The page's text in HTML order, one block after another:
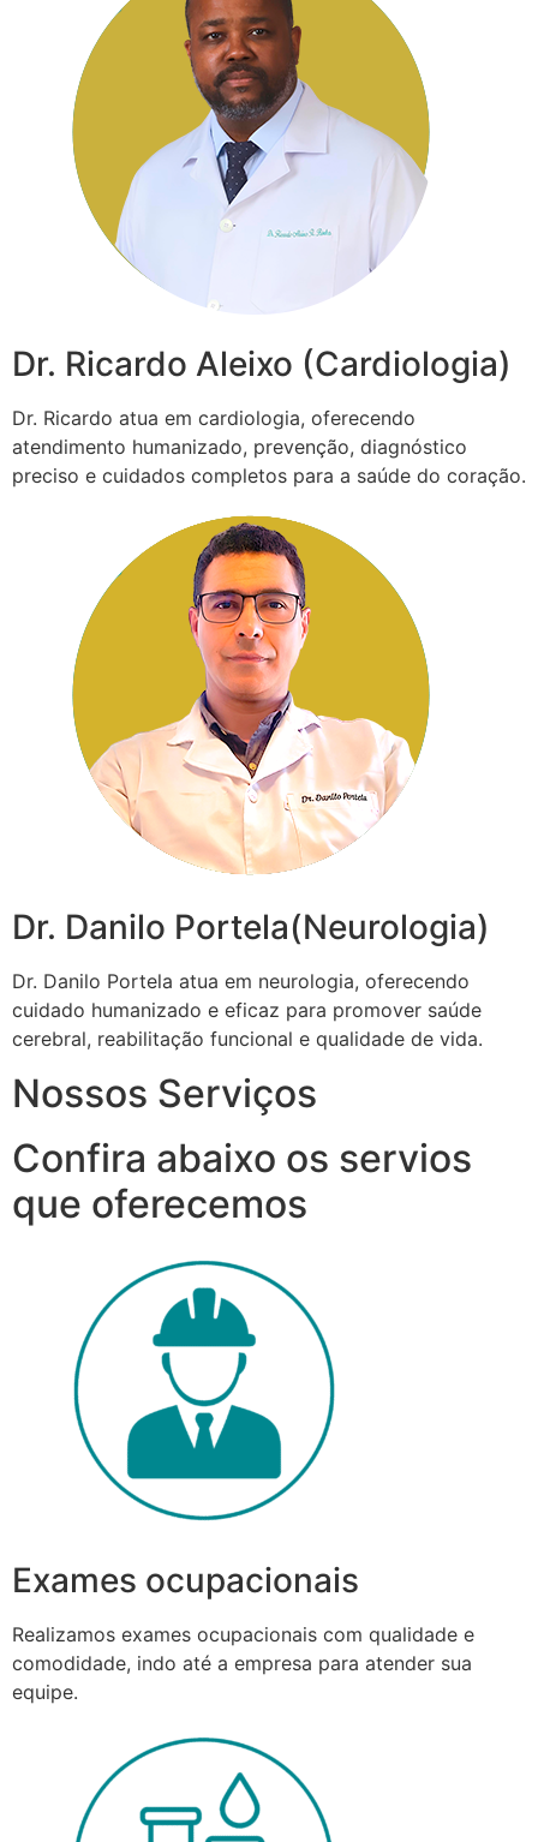
Dr. Ricardo Aleixo (Cardiologia)
Dr. Ricardo atua em cardiologia, oferecendo
atendimento humanizado, prevenção, diagnóstico
preciso e cuidados completos para a saúde do coração.
Dr. Danilo Portela(Neurologia)
Dr. Danilo Portela atua em neurologia, oferecendo
cuidado humanizado e eficaz para promover saúde
cerebral, reabilitação funcional e qualidade de vida.
Nossos Serviços
Confira abaixo os servios
que oferecemos
Exames ocupacionais
Realizamos exames ocupacionais com qualidade e
comodidade, indo até a empresa para atender sua
equipe.